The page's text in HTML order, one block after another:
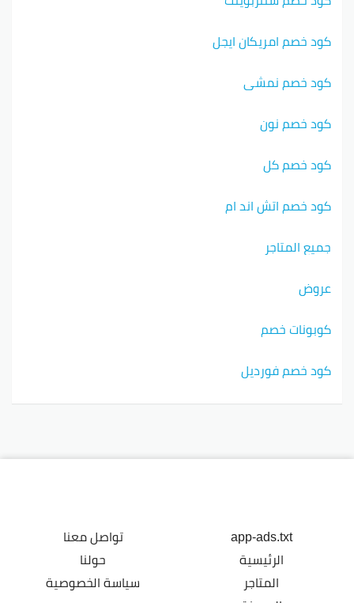
كود خصم امريكان ايجل
كود خصم نمشي
كود خصم نون
كود خصم كل
كود خصم اتش اند ام
جميع المتاجر
عروض
كوبونات خصم
كود خصم فورديل
app-ads.txt
الرئيسية
المتاجر
تواصل معنا
حولنا
سياسة الخصوصية